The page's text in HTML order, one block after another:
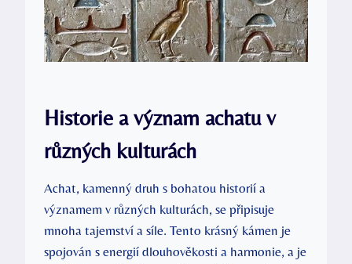
Historie a význam achatu v
různých kulturách
Achat, kamenný druh s bohatou historií a
významem v různých kulturách, se připisuje
mnoha tajemství a síle. Tento krásný kámen je
spojován s energií dlouhověkosti a harmonie, a je